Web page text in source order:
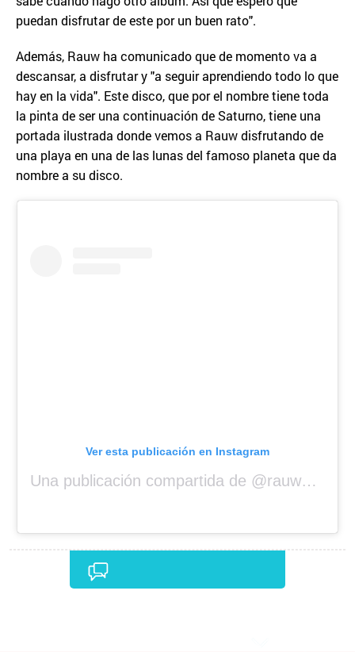
puedan disfrutar de este por un buen rato".
Además, Rauw ha comunicado que de momento va a
descansar, a disfrutar y "a seguir aprendiendo todo lo que
hay en la vida". Este disco, que por el nombre tiene toda
la pinta de ser una continuación de Saturno, tiene una
portada ilustrada donde vemos a Rauw disfrutando de
una playa en una de las lunas del famoso planeta que da
nombre a su disco.
Ver esta publicación en Instagram
Una publicación compartida de @rauwalejandro